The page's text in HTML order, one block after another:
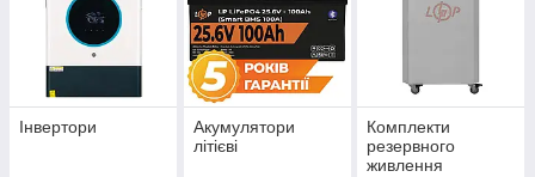
Інвертори
Акумулятори
літієві
Комплекти
резервного
живлення